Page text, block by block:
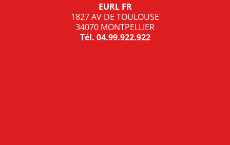
EURL FR
1827 AV DE TOULOUSE
34070 MONTPELLIER
Tél. 04.99.922.922